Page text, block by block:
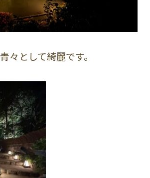
々として綺麗です。